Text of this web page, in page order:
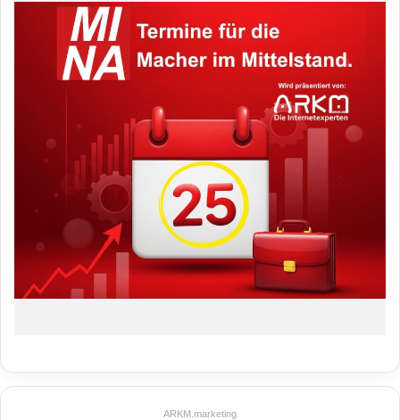
ARKM.marketing